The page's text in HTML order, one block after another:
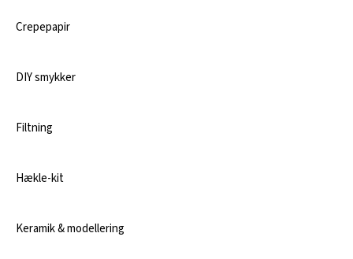
Crepepapir
DIY smykker
Filtning
Hækle-kit
Keramik & modellering